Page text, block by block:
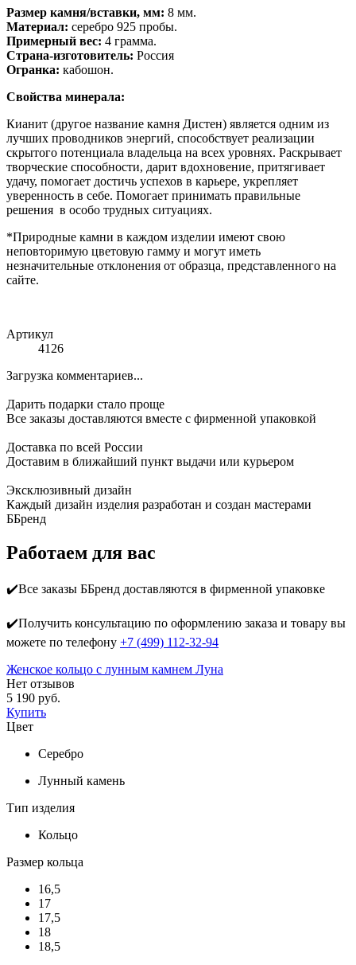
Размер камня/вставки, мм: 8 мм.
Материал: серебро 925 пробы.
Примерный вес: 4 грамма.
Страна-изготовитель: Россия
Огранка: кабошон.
Свойства минерала:
Кианит (другое название камня Дистен) является одним из
лучших проводников энергий, способствует реализации
скрытого потенциала владельца на всех уровнях. Раскрывает
творческие способности, дарит вдохновение, притягивает
удачу, помогает достичь успехов в карьере, укрепляет
уверенность в себе. Помогает принимать правильные
решения в особо трудных ситуациях.
*Природные камни в каждом изделии имеют свою
неповторимую цветовую гамму и могут иметь
незначительные отклонения от образца, представленного на
сайте.
Артикул
4126
Загрузка комментариев...
Дарить подарки стало проще
Все заказы доставляются вместе c фирменной упаковкой
Доставка по всей России
Доставим в ближайший пункт выдачи или курьером
Эксклюзивный дизайн
Каждый дизайн изделия разработан и создан мастерами
ББренд
Работаем для вас
✔️Все заказы ББренд доставляются в фирменной упаковке
✔️Получить консультацию по оформлению заказа и товару вы
можете по телефону +7 (499) 112-32-94
Женское кольцо с лунным камнем Луна
Нет отзывов
5 190 руб.
Купить
Цвет
Серебро
Лунный камень
Тип изделия
Кольцо
Размер кольца
16,5
17
17,5
18
18,5